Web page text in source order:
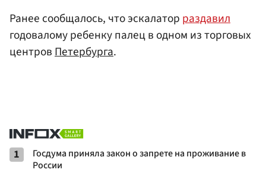
Ранее сообщалось, что эскалатор раздавил
годовалому ребенку палец в одном из торговых
центровПетербурга.
1
Госдума приняла закон о запрете на проживание в
России